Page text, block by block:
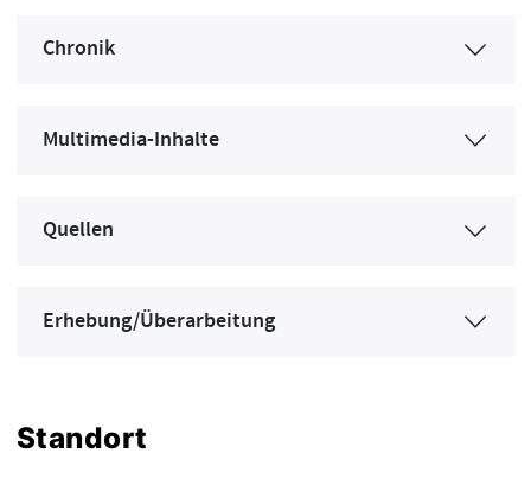
Chronik
Multimedia-Inhalte
Quellen
Erhebung/Überarbeitung
Standort